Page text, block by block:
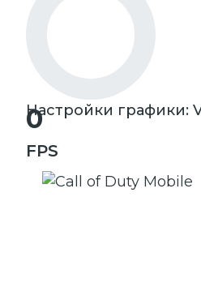
0
FPS
Настройки графики: